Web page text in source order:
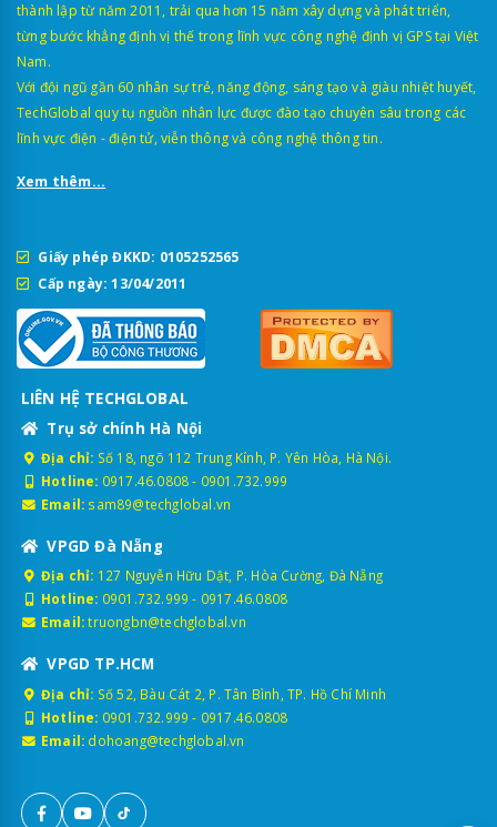
thành lập từ năm 2011, trải qua hơn 15 năm xây dựng và phát triển,
từng bước khẳng định vị thế trong lĩnh vực công nghệ định vị GPS tại Việt
Nam.
Với đội ngũ gần 60 nhân sự trẻ, năng động, sáng tạo và giàu nhiệt huyết,
TechGlobal quy tụ nguồn nhân lực được đào tạo chuyên sâu trong các
lĩnh vực điện - điện tử, viễn thông và công nghệ thông tin.
Xem thêm...
Giấy phép ĐKKD: 0105252565
Cấp ngày: 13/04/2011
LIÊN HỆ TECHGLOBAL
Trụ sở chính Hà Nội
Địa chỉ: Số 18, ngõ 112 Trung Kính, P. Yên Hòa, Hà Nội.
Hotline: 0917.46.0808- 0901.732.999
Email: sam89@techglobal.vn
VPGD Đà Nẵng
Địa chỉ: 127 Nguyễn Hữu Dật, P. Hòa Cường, Đà Nẵng
Hotline: 0901.732.999 - 0917.46.0808
Email: truongbn@techglobal.vn
VPGD TP.HCM
Địa chỉ: Số 52, Bàu Cát 2, P. Tân Bình, TP. Hồ Chí Minh
Hotline: 0901.732.999 - 0917.46.0808
Email: dohoang@techglobal.vn